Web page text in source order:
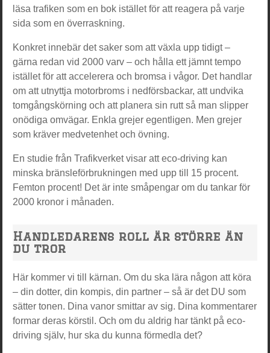
läsa trafiken som en bok istället för att reagera på varje
sida som en överraskning.
Konkret innebär det saker som att växla upp tidigt –
gärna redan vid 2000 varv – och hålla ett jämnt tempo
istället för att accelerera och bromsa i vågor. Det handlar
om att utnyttja motorbroms i nedförsbackar, att undvika
tomgångskörning och att planera sin rutt så man slipper
onödiga omvägar. Enkla grejer egentligen. Men grejer
som kräver medvetenhet och övning.
En studie från Trafikverket visar att eco-driving kan
minska bränsleförbrukningen med upp till 15 procent.
Femton procent! Det är inte småpengar om du tankar för
2000 kronor i månaden.
Handledarens roll är större än
du tror
Här kommer vi till kärnan. Om du ska lära någon att köra
– din dotter, din kompis, din partner – så är det DU som
sätter tonen. Dina vanor smittar av sig. Dina kommentarer
formar deras körstil. Och om du aldrig har tänkt på eco-
driving själv, hur ska du kunna förmedla det?